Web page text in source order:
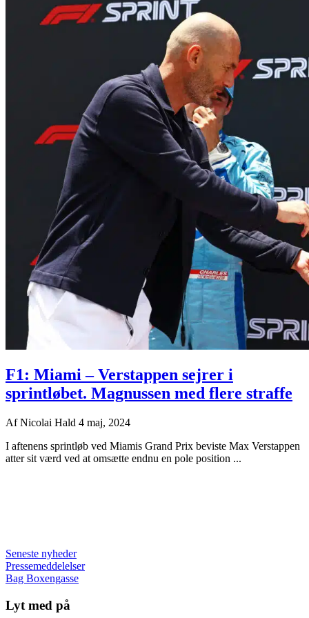
F1: Miami – Verstappen sejrer i
sprintløbet. Magnussen med flere straffe
AfNicolai Hald 4 maj, 2024
I aftenens sprintløb ved Miamis Grand Prix beviste Max Verstappen
atter sit værd ved at omsætte endnu en pole position ...
Seneste nyheder
Pressemeddelelser
Bag Boxengasse
Lyt med på